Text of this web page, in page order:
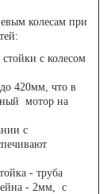
колесам при
с колесом
420мм, что в
мотор на
с
- труба
- 2мм, с